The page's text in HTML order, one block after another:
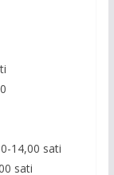
14,00 sati
sati